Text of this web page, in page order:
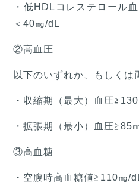
・低HDLコレステロール
＜40㎎/dL
②高血圧
以下のいずれか、もしくは
・収縮期（最大）血圧
・拡張期（最小）血圧≧85
③高血糖
・空腹時高血糖値≧110㎎/